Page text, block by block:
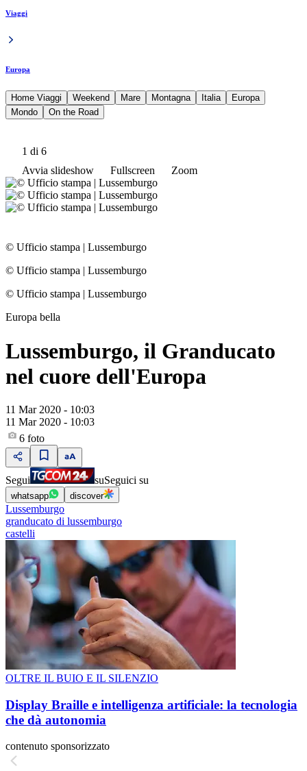
Viaggi
Europa
Home Viaggi Weekend Mare Montagna Italia
Europa
Mondo
On the Road
1 di 6
Avvia slideshow
Fullscreen Zoom
© Ufficio stampa | Lussemburgo
© Ufficio stampa | Lussemburgo
© Ufficio stampa | Lussemburgo
Europa bella
Lussemburgo, il Granducato
nel cuore dell'Europa
11 Mar 2020 - 10:03
11 Mar 2020 - 10:03
6 foto
Segui suSeguici su
whatsapp discover
Lussemburgo
granducato di lussemburgo
castelli
OLTRE IL BUIO E IL SILENZIO
Display Braille e intelligenza artificiale: la tecnologia
che dà autonomia
contenuto sponsorizzato